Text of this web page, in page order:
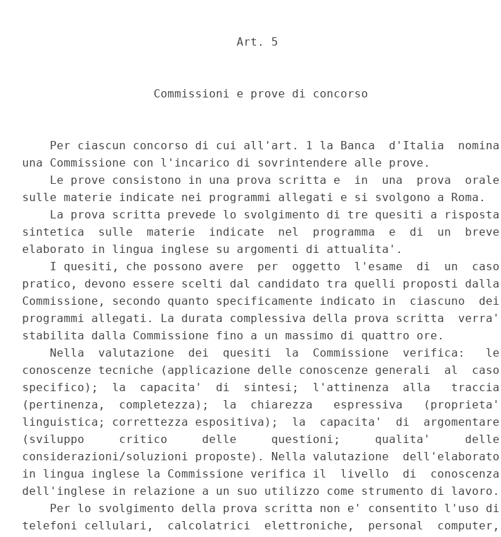
                               Art. 5
                   Commissioni e prove di concorso
    Per ciascun concorso di cui all'art. 1 la Banca  d'Italia  nomina
una Commissione con l'incarico di sovrintendere alle prove.
    Le prove consistono in una prova scritta e  in  una  prova  orale
sulle materie indicate nei programmi allegati e si svolgono a Roma.
    La prova scritta prevede lo svolgimento di tre quesiti a risposta
sintetica  sulle  materie  indicate  nel  programma  e  di  un  breve
elaborato in lingua inglese su argomenti di attualita'.
    I quesiti, che possono avere  per  oggetto  l'esame  di  un  caso
pratico, devono essere scelti dal candidato tra quelli proposti dalla
Commissione, secondo quanto specificamente indicato in  ciascuno  dei
programmi allegati. La durata complessiva della prova scritta  verra'
stabilita dalla Commissione fino a un massimo di quattro ore.
    Nella  valutazione  dei  quesiti  la  Commissione  verifica:   le
conoscenze tecniche (applicazione delle conoscenze generali  al  caso
specifico);  la  capacita'  di  sintesi;  l'attinenza  alla   traccia
(pertinenza,  completezza);  la  chiarezza   espressiva   (proprieta'
linguistica; correttezza espositiva);  la  capacita'  di  argomentare
(sviluppo     critico     delle     questioni;     qualita'     delle
considerazioni/soluzioni proposte). Nella valutazione  dell'elaborato
in lingua inglese la Commissione verifica il  livello  di  conoscenza
dell'inglese in relazione a un suo utilizzo come strumento di lavoro.
    Per lo svolgimento della prova scritta non e' consentito l'uso di
telefoni cellulari,  calcolatrici  elettroniche,  personal  computer,